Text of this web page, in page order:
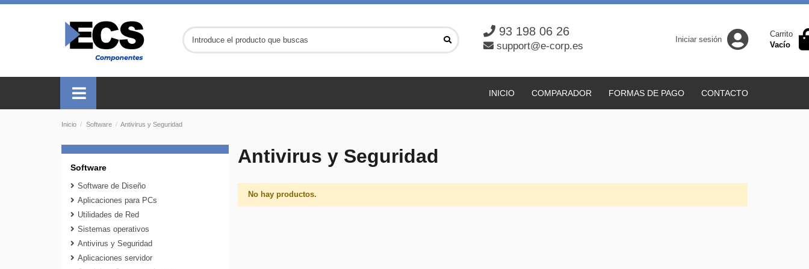
93 198 06 26
support@e-corp.es
Iniciar sesión
Carrito
Vacío
CONTACTO
FORMAS DE PAGO
COMPARADOR
INICIO
Inicio Software Antivirus y Seguridad
Antivirus y Seguridad
No hay productos.
Software
Software de Diseño
Aplicaciones para PCs
Utilidades de Red
Sistemas operativos
Antivirus y Seguridad
Aplicaciones servidor